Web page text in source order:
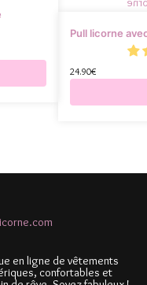
Pull licorne
24.90€
en ligne de vêtements
confortables et